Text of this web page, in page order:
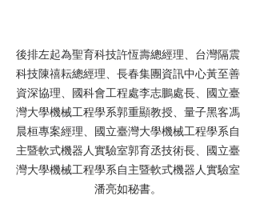
後排左起為聖育科技許恆壽總經理、台灣隔震
科技陳禧耘總經理、長春集團資訊中心黃至善
資深協理、國科會工程處李志鵬處長、國立臺
灣大學機械工程學系郭重顯教授、量子黑客馮
晨桓專案經理、國立臺灣大學機械工程學系自
主暨軟式機器人實驗室郭育丞技術長、國立臺
灣大學機械工程學系自主暨軟式機器人實驗室
潘亮如秘書。